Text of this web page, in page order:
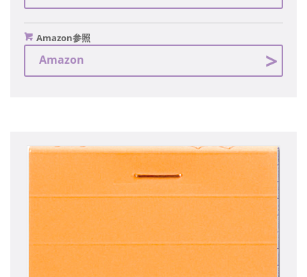
Amazon参照
Amazon